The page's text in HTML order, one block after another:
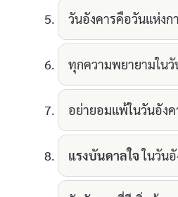
วันอังคารคือวันแห่งก
ทุกความพยายามใน
อย่ายอมแพ้ในวันอัง
แรงบันดาลใจในวันอั